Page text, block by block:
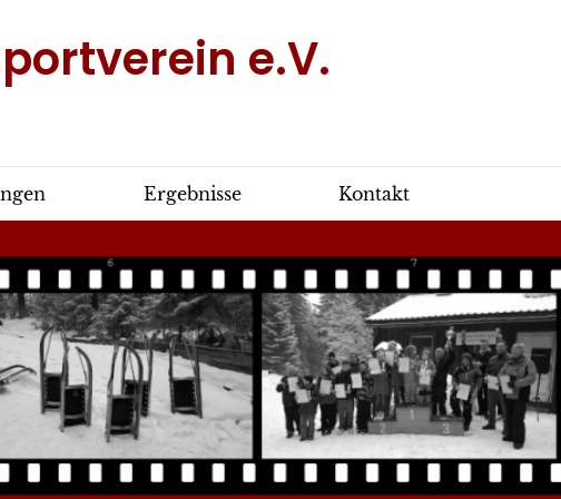
e.V.
Ergebnisse Kontakt